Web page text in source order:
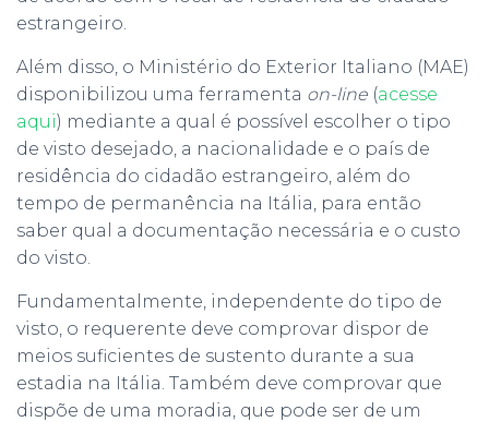
estrangeiro.
Além disso, o Ministério do Exterior Italiano (MAE)
disponibilizou uma ferramenta on-line (acesse
aqui) mediante a qual é possível escolher o tipo
de visto desejado, a nacionalidade e o país de
residência do cidadão estrangeiro, além do
tempo de permanência na Itália, para então
saber qual a documentação necessária e o custo
do visto.
Fundamentalmente, independente do tipo de
visto, o requerente deve comprovar dispor de
meios suficientes de sustento durante a sua
estadia na Itália. Também deve comprovar que
dispõe de uma moradia, que pode ser de um